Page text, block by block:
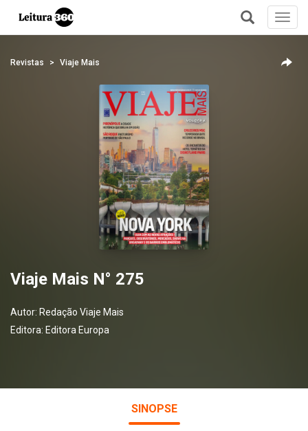
+
Revistas Viaje Mais
Viaje Mais N° 275
Autor: Redação Viaje Mais
Editora: Editora Europa
SINOPSE